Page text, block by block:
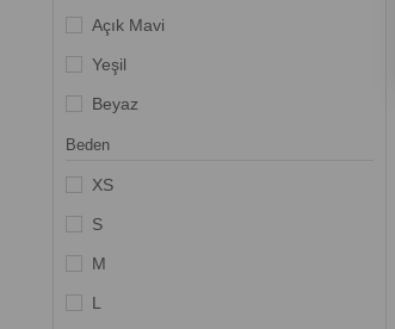
Açık Mavi
Yeşil
Beyaz
Multi-Color
Koyu Gri
Blacks
Kırmızı
Gül Kurusu
Beden
XS
S
M
L